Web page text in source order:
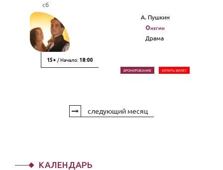
сб
15+ / Начало: 18:00
А. Пушкин
Онегин
Драма
БРОНИРОВАНИЕ КУПИТЬ БИЛЕТ
следующий месяц
КАЛЕНДАРЬ